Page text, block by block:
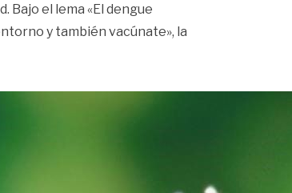
el lema «El dengue
y también vacúnate», la